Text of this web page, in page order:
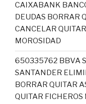
CAIXABANK
DEUDAS BORRAR
CANCELAR
MOROSIDAD
650335762 BBVA
SANTANDER
BORRAR QUITAR
QUITAR FICHEROS